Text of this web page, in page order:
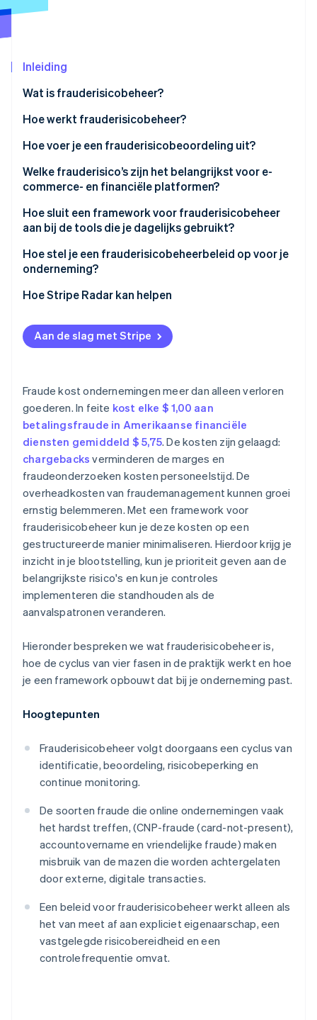
Oprichting van een start-up
Identity
Ontdek hoe Stripe de economische
Nu bekijken
Inleiding
Wat is frauderisicobeheer?
Hoe werkt frauderisicobeheer?
Identificatie van frauderisico’s
Beoordeling van frauderisico’s
Beperking van frauderisico’s
Continue monitoring en beoordeling
Hoe voer je een frauderisicobeoordeling uit?
Welke frauderisico’s zijn het belangrijkst voor e-
commerce- en financiële platformen?
CNP-fraude
Fraude met accountovernames
Vriendelijke fraude
Misbruik van het beleid
Hoe sluit een framework voor frauderisicobeheer
aan bij de tools die je dagelijks gebruikt?
Hoe stel je een frauderisicobeheerbeleid op voor je
onderneming?
Hoe Stripe Radar kan helpen
Aan de slag met Stripe
Fraude kost ondernemingen meer dan alleen verloren
goederen. In feite kost elke $ 1,00 aan
betalingsfraude in Amerikaanse financiële
diensten gemiddeld $ 5,75. De kosten zijn gelaagd:
chargebacks verminderen de marges en
fraudeonderzoeken kosten personeelstijd. De
overheadkosten van fraudemanagement kunnen groei
ernstig belemmeren. Met een framework voor
frauderisicobeheer kun je deze kosten op een
gestructureerde manier minimaliseren. Hierdoor krijg je
inzicht in je blootstelling, kun je prioriteit geven aan de
belangrijkste risico's en kun je controles
implementeren die standhouden als de
aanvalspatronen veranderen.
Hieronder bespreken we wat frauderisicobeheer is,
hoe de cyclus van vier fasen in de praktijk werkt en hoe
je een framework opbouwt dat bij je onderneming past.
Hoogtepunten
Frauderisicobeheer volgt doorgaans een cyclus van
identificatie, beoordeling, risicobeperking en
continue monitoring.
De soorten fraude die online ondernemingen vaak
het hardst treffen, (CNP-fraude (card-not-present),
accountovername en vriendelijke fraude) maken
misbruik van de mazen die worden achtergelaten
door externe, digitale transacties.
Een beleid voor frauderisicobeheer werkt alleen als
het van meet af aan expliciet eigenaarschap, een
vastgelegde risicobereidheid en een
controlefrequentie omvat.